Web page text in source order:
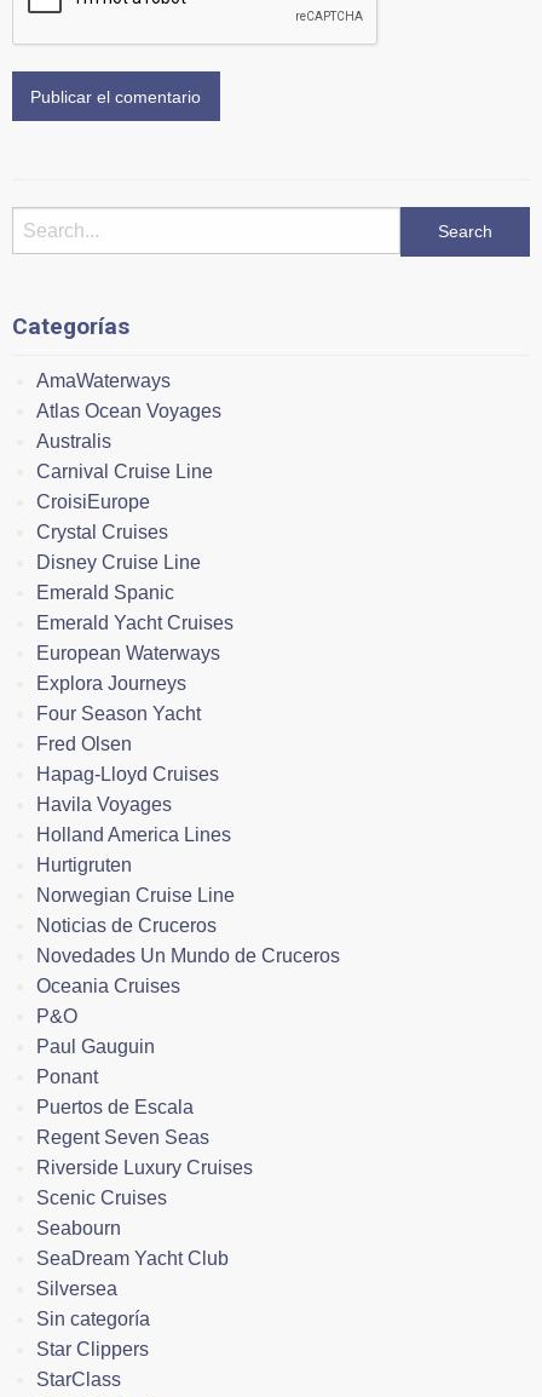
Categorías
AmaWaterways
Atlas Ocean Voyages
Australis
Carnival Cruise Line
CroisiEurope
Crystal Cruises
Disney Cruise Line
Emerald Spanic
Emerald Yacht Cruises
European Waterways
Explora Journeys
Four Season Yacht
Fred Olsen
Hapag-Lloyd Cruises
Havila Voyages
Holland America Lines
Hurtigruten
Norwegian Cruise Line
Noticias de Cruceros
Novedades Un Mundo de Cruceros
Oceania Cruises
P&O
Paul Gauguin
Ponant
Puertos de Escala
Regent Seven Seas
Riverside Luxury Cruises
Scenic Cruises
Seabourn
SeaDream Yacht Club
Silversea
Sin categoría
Star Clippers
StarClass